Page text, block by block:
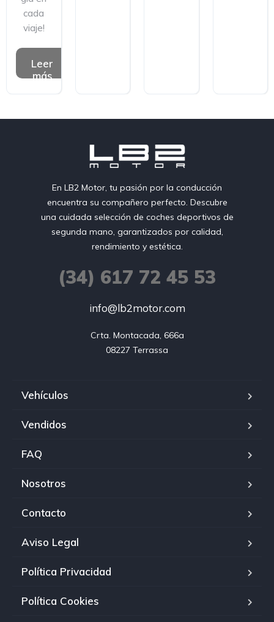
cada
viaje!
Leer
más
En LB2 Motor, tu pasión por la conducción
encuentra su compañero perfecto. Descubre
una cuidada selección de coches deportivos de
segunda mano, garantizados por calidad,
rendimiento y estética.
(34) 617 72 45 53
info@lb2motor.com
Crta. Montacada, 666a
08227 Terrassa
Vehículos
Vendidos
FAQ
Nosotros
Contacto
Aviso Legal
Política Privacidad
Política Cookies